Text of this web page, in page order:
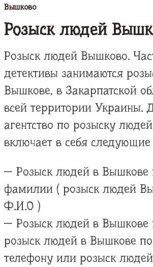
Вышково
Розыск людей
Розыск людей Вышково.
детективы занимаются
Вышкове, в Закарпатской
всей территории Украины.
агентство по розыску
включает в себя следующие
— Розыск людей в Вышкове
фамилии ( розыск людей
Ф.И.О )
— Розыск людей в Вышкове
розыск людей в Вышкове
телефону или розыск